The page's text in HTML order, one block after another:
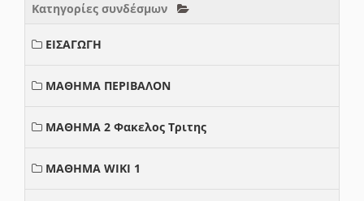
Κατηγορίες συνδέσμων
ΕΙΣΑΓΩΓΗ
ΜΑΘΗΜΑ ΠΕΡΙΒΑΛΟΝ
ΜΑΘΗΜΑ 2 Φακελος Τριτης
ΜΑΘΗΜΑ WIKI 1